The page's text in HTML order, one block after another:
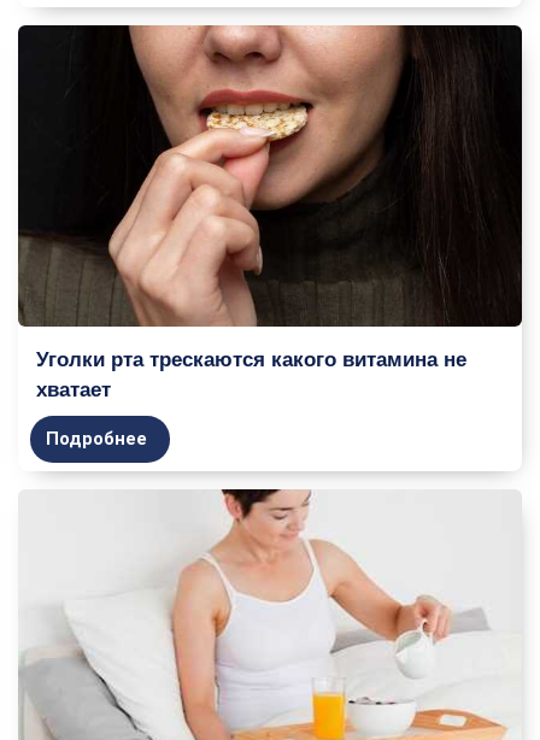
Уголки рта трескаются какого витамина не
хватает
Подробнее